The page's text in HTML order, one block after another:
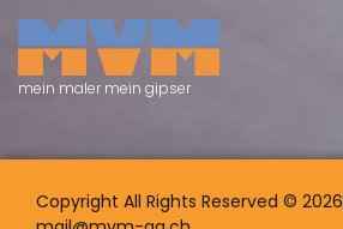
mein maler mein gipser
Copyright All Rights Reserved © 2026